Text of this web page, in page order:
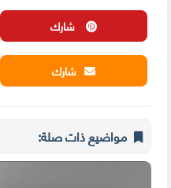
شارك
شارك
مواضيع ذات صلة: